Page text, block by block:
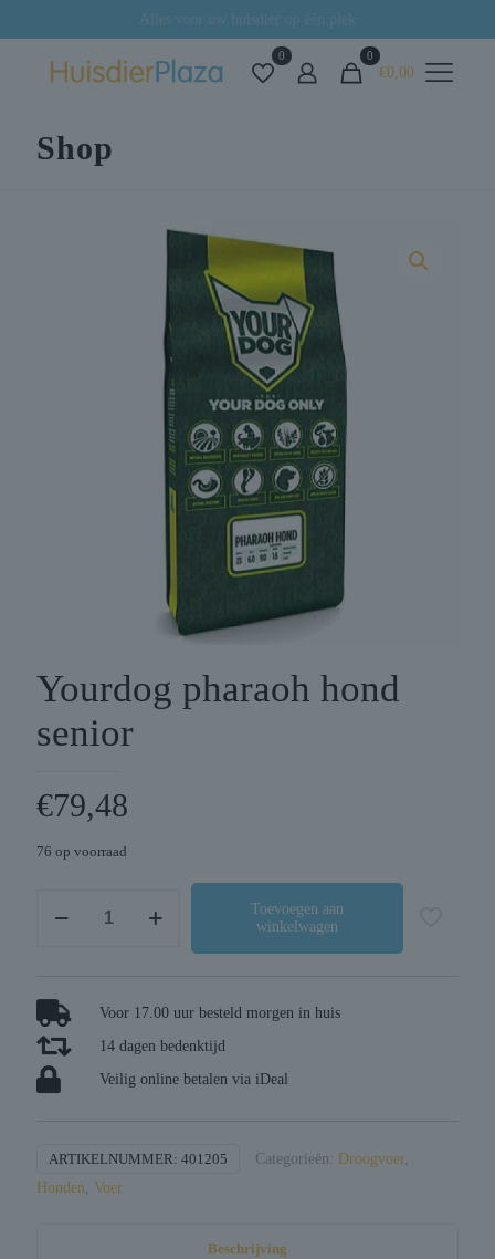
Alles voor uw huisdier op één plek
0 0
€0,00
Shop
Yourdog pharaoh hond
senior
€79,48
76 op voorraad
aantal
Toevoegen aan
winkelwagen
Voor 17.00 uur besteld morgen in huis
14 dagen bedenktijd
Veilig online betalen via iDeal
ARTIKELNUMMER: 401205 Categorieën: Droogvoer,
Honden, Voer
Beschrijving